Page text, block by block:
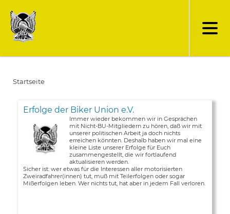
zum
Inhalt
Startseite
Erfolge der Biker Union e.V.
Immer wieder bekommen wir in Gesprächen
mit Nicht-BU-Mitgliedern zu hören, daß wir mit
unserer politischen Arbeit ja doch nichts
erreichen könnten. Deshalb haben wir mal eine
kleine Liste unserer Erfolge für Euch
zusammengestellt, die wir fortlaufend
aktualisieren werden.
Sicher ist: wer etwas für die Interessen aller motorisierten
Zweiradfahrer(innen) tut, muß mit Teilerfolgen oder sogar
Mißerfolgen leben. Wer nichts tut, hat aber in jedem Fall verloren.